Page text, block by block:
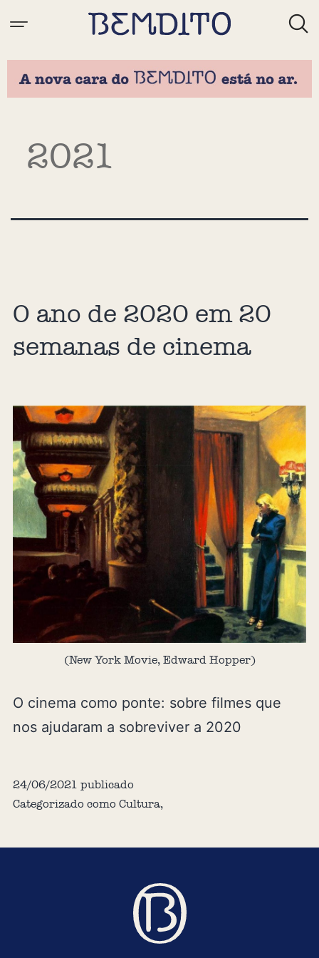
2021
O ano de 2020 em 20
semanas de cinema
(New York Movie, Edward Hopper)
O cinema como ponte: sobre filmes que
nos ajudaram a sobreviver a 2020
24/06/2021 publicado
Categorizado como Cultura,